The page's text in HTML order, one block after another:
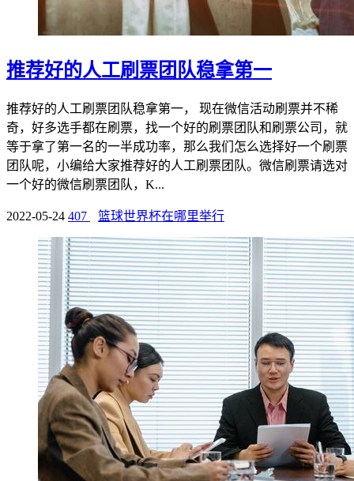
推荐好的人工刷票团队稳拿第一
推荐好的人工刷票团队稳拿第一， 现在微信活动刷票并不稀
奇，好多选手都在刷票，找一个好的刷票团队和刷票公司，就
等于拿了第一名的一半成功率，那么我们怎么选择好一个刷票
团队呢，小编给大家推荐好的人工刷票团队。微信刷票请选对
一个好的微信刷票团队，K...
2022-05-24 407 篮球世界杯在哪里举行